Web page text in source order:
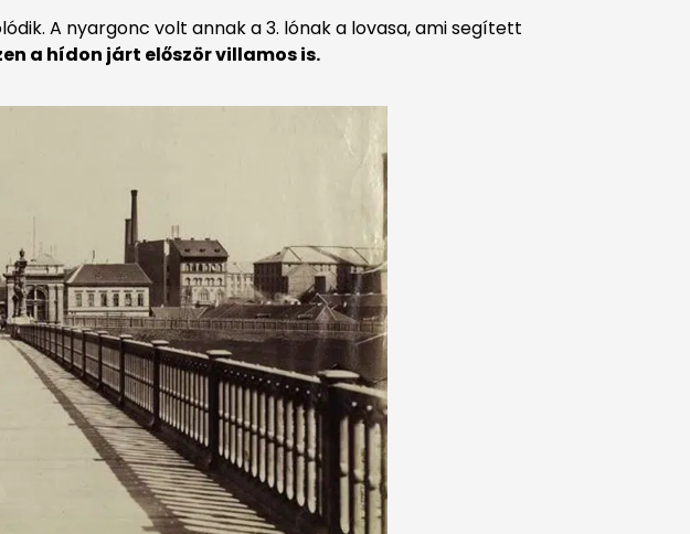
A nyargonc volt annak a 3. lónak a lovasa, ami segített
a hídon járt először villamos is.